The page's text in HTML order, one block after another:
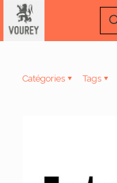
Catégories Tags